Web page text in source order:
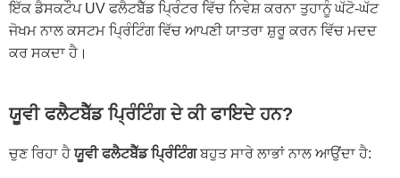
ਇੱਕ ਡੈਸਕਟੌਪ UV ਫਲੈਟਬੈੱਡ ਪ੍ਰਿੰਟਰ ਵਿੱਚ ਨਿਵੇਸ਼ ਕਰਨਾ ਤੁਹਾਨੂੰ ਘੱਟੋ-ਘੱਟ
ਜੋਖਮ ਨਾਲ ਕਸਟਮ ਪ੍ਰਿੰਟਿੰਗ ਵਿੱਚ ਆਪਣੀ ਯਾਤਰਾ ਸ਼ੁਰੂ ਕਰਨ ਵਿੱਚ ਮਦਦ
ਕਰ ਸਕਦਾ ਹੈ।
ਯੂਵੀ ਫਲੈਟਬੈੱਡ ਪ੍ਰਿੰਟਿੰਗ ਦੇ ਕੀ ਫਾਇਦੇ ਹਨ?
ਚੁਣ ਰਿਹਾ ਹੈ ਯੂਵੀ ਫਲੈਟਬੈੱਡ ਪ੍ਰਿੰਟਿੰਗਬਹੁਤ ਸਾਰੇ ਲਾਭਾਂ ਨਾਲ ਆਉਂਦਾ ਹੈ: